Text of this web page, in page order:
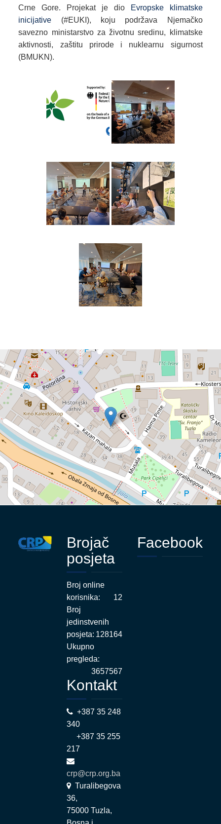
Crne Gore. Projekat je dio
Evropske klimatske
inicijative (#EUKI), koju podržava Njemačko
savezno ministarstvo za životnu sredinu, klimatske
aktivnosti, zaštitu prirode i nuklearnu sigurnost
(BMUKN).
Brojač
posjeta
Broj online
korisnika:
12
Broj
jedinstvenih
posjeta: 128164
Ukupno
pregleda:
3657567
Kontakt
+387 35 248
340
+387 35 255
217
crp@crp.org.ba
Turalibegova
36,
75000 Tuzla,
Facebook